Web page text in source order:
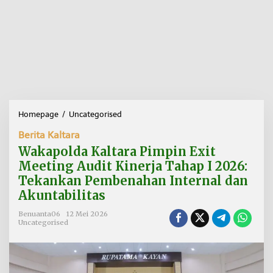
Homepage / Uncategorised
a
p
o
l
t
a
r
Berita Kaltara
Wakapolda Kaltara Pimpin Exit
Meeting Audit Kinerja Tahap I 2026:
Tekankan Pembenahan Internal dan
Akuntabilitas
Benuanta06
12 Mei 2026
Uncategorised